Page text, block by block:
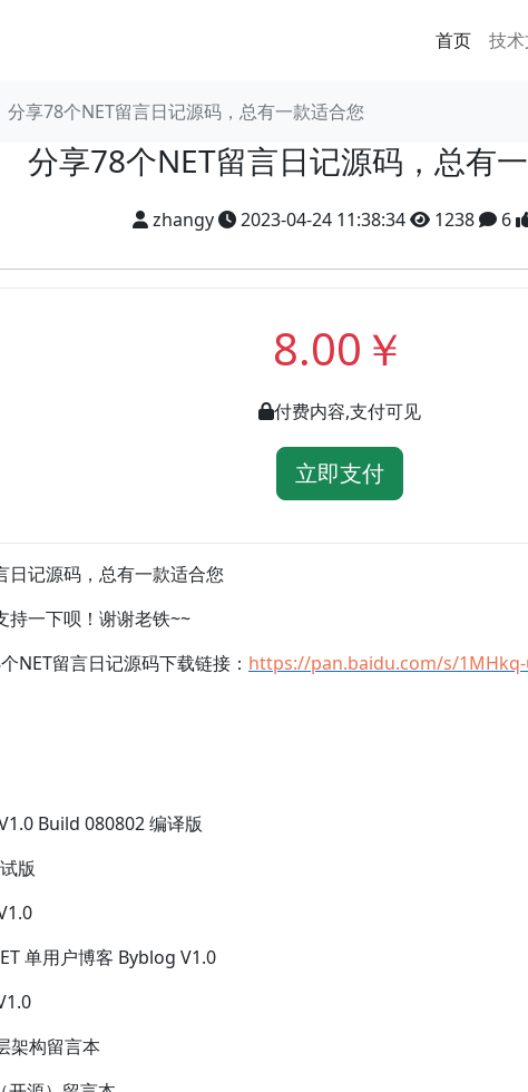
首页 技
分享78个NET留言日记源码，总有一款适合您
分享78个NET留言日记源码，总有
zhangy 2023-04-24 11:38:34 1238 6
8.00￥
付费内容,支付可见
立即支付
日记源码，总有一款适合您
持一下呗！谢谢老铁~~
NET留言日记源码下载链接： https://pan.baidu.com/s/1MHkq-
Build 080802 编译版
版
单用户博客 Byblog V1.0
架构留言本